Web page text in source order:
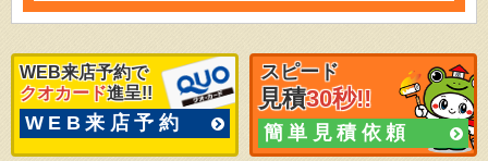
WEB来店予約で
クオカード進呈!!
WEB来店予約
スピード
見積30秒!!
簡単見積依頼